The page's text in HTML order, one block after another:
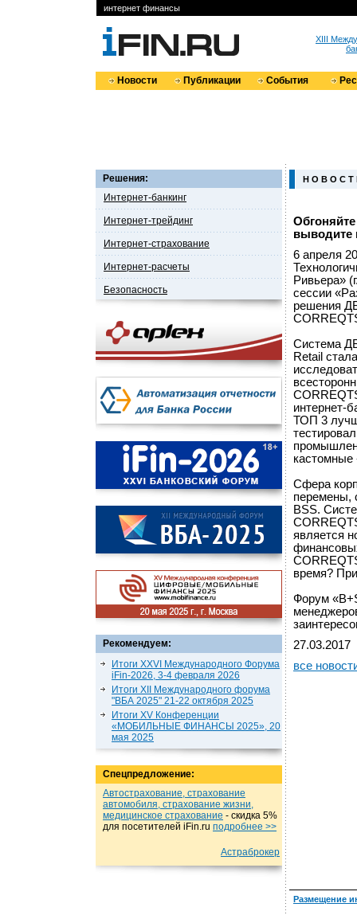
интернет финансы
XIII
Новости Публикации События
Решения:
Интернет-банкинг
Интернет-трейдинг
Интернет-страхование
Интернет-расчеты
Безопасность
Рекомендуем:
Итоги XXVI Международного Форума
iFin-2026, 3-4 февраля 2026
Итоги XII Международного форума
"ВБА 2025" 21-22 октября 2025
Итоги XV Конференции
«МОБИЛЬНЫЕ ФИНАНСЫ 2025», 20
мая 2025
Спецпредложение:
Автострахование, страхование
автомобиля, страхование жизни,
медицинское страхование - cкидка 5%
для посетителей iFin.ru подробнеe >>
Астраброкер
Н О В О С Т
выводите
6 апреля
Ривьера»
сессии
решения
Система
Retail
интернет-
ТОП 3
кастомные
Сфера
перемены,
BSS.
является
время?
Форум
27.03.2017
все
Размещение